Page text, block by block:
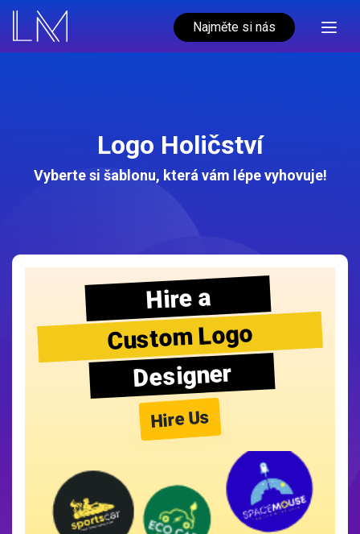
Najměte si nás
Logo Holičství
Vyberte si šablonu, která vám lépe vyhovuje!
Hire a
Custom Logo
Designer
Hire Us